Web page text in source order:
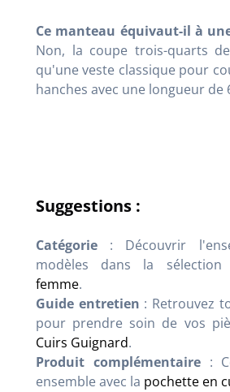
Ce manteau équivaut-il à
Non, la coupe trois-quarts
qu'une veste classique pour
hanches avec une longueur de
Suggestions :
Catégorie : Découvrir
modèles dans la sélection
femme.
Guide entretien : Retrouvez
pour prendre soin de vos
Cuirs Guignard.
Produit complémentaire:
ensemble avec la pochette en